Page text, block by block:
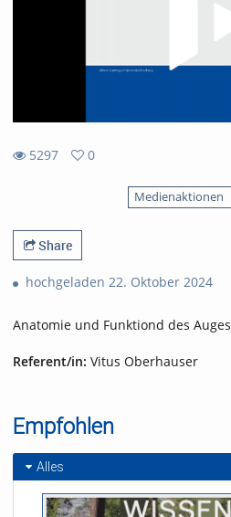
5297
0
Medienaktionen
Share
hochgeladen 22. Oktober 2024
Anatomie und Funktiond des Auges
Referent/in: Vitus Oberhauser
Empfohlen
Alles